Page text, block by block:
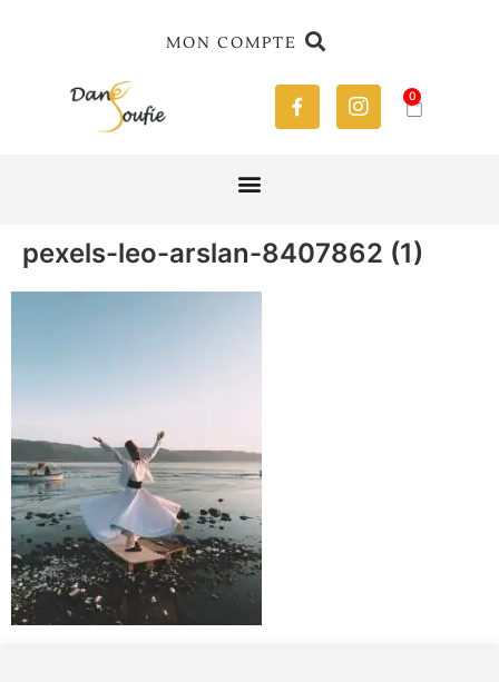
MON COMPTE
0
pexels-leo-arslan-8407862 (1)